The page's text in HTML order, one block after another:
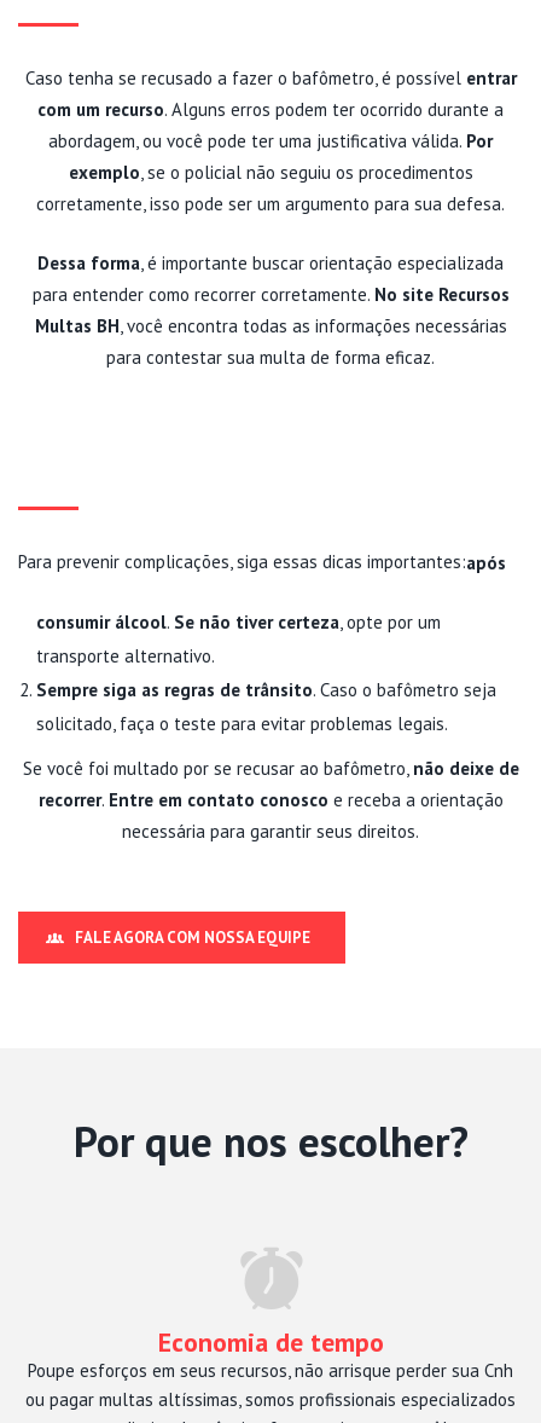
Caso tenha se recusado a fazer o bafômetro, é possível entrar
com um recurso. Alguns erros podem ter ocorrido durante a
abordagem, ou você pode ter uma justificativa válida. Por
exemplo , se o policial não seguiu os procedimentos
corretamente, isso pode ser um argumento para sua defesa.
Dessa forma , é importante buscar orientação especializada
para entender como recorrer corretamente. No site Recursos
Multas BH , você encontra todas as informações necessárias
para contestar sua multa de forma eficaz.
Para prevenir complicações, siga essas dicas importantes:após
consumir álcool. Se não tiver certeza , opte por um
transporte alternativo.
Sempre siga as regras de trânsito. Caso o bafômetro seja
solicitado, faça o teste para evitar problemas legais.
Se você foi multado por se recusar ao bafômetro, não deixe de
recorrer. Entre em contato conosco e receba a orientação
necessária para garantir seus direitos.
FALE AGORA COM NOSSA EQUIPE
Por que nos escolher?
Economia de tempo
Poupe esforços em seus recursos, não arrisque perder sua Cnh
ou pagar multas altíssimas, somos profissionais especializados